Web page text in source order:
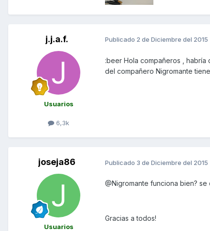
j.j.a.f.
Usuarios
6,3k
Publicado 2 de Diciembre del 2015
:beer Hola compañeros ,
del compañero Nigromante
joseja86
Usuarios
Publicado 3 de Diciembre del 2015
@Nigromante funciona bien?
Gracias a todos!